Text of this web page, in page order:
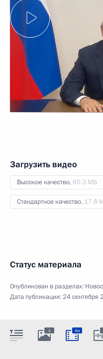
Загрузить видео
Высокое качество,60.3 МБ
Стандартное качество, 17.8
Статус материала
Опубликован в разделах:
Дата публикации:24 сентября
1 4м